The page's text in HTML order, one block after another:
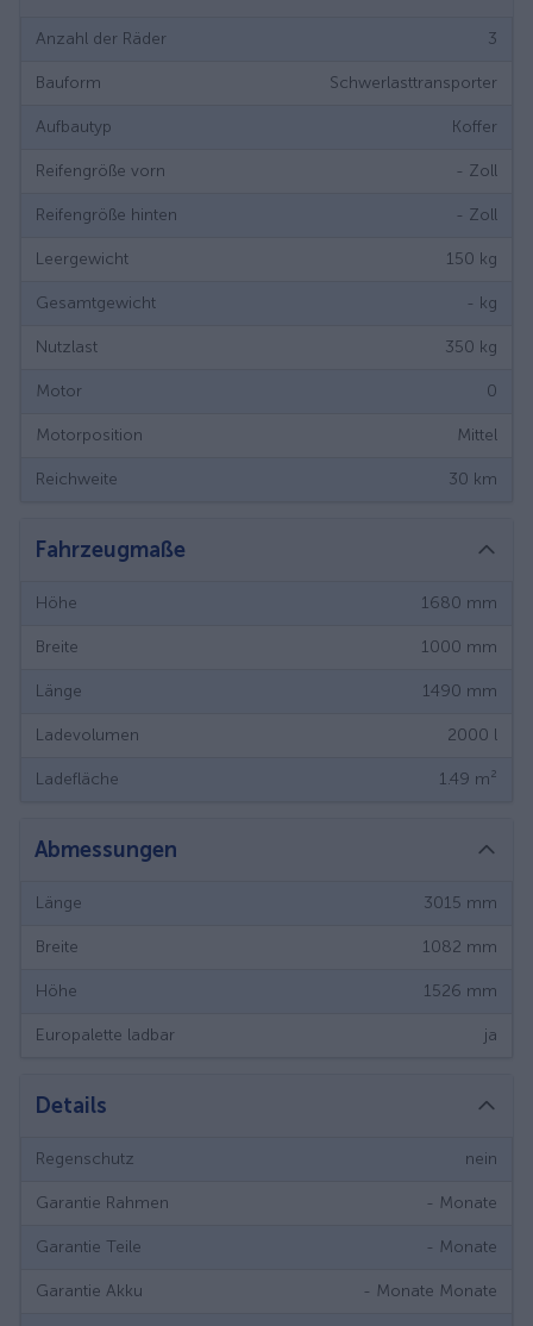
Anzahl der Räder 3
Bauform Schwerlasttransporter
Aufbautyp Koffer
Reifengröße vorn - Zoll
Reifengröße hinten - Zoll
Leergewicht 150 kg
Gesamtgewicht - kg
Nutzlast 350 kg
Motor 0
Motorposition Mittel
Reichweite 30 km
Fahrzeugmaße
Höhe 1680 mm
Breite 1000 mm
Länge 1490 mm
Ladevolumen 2000 l
Ladefläche 1.49 m²
Abmessungen
Länge 3015 mm
Breite 1082 mm
Höhe 1526 mm
Europalette ladbar ja
Details
Regenschutz nein
Garantie Rahmen - Monate
Garantie Teile - Monate
Garantie Akku - Monate Monate